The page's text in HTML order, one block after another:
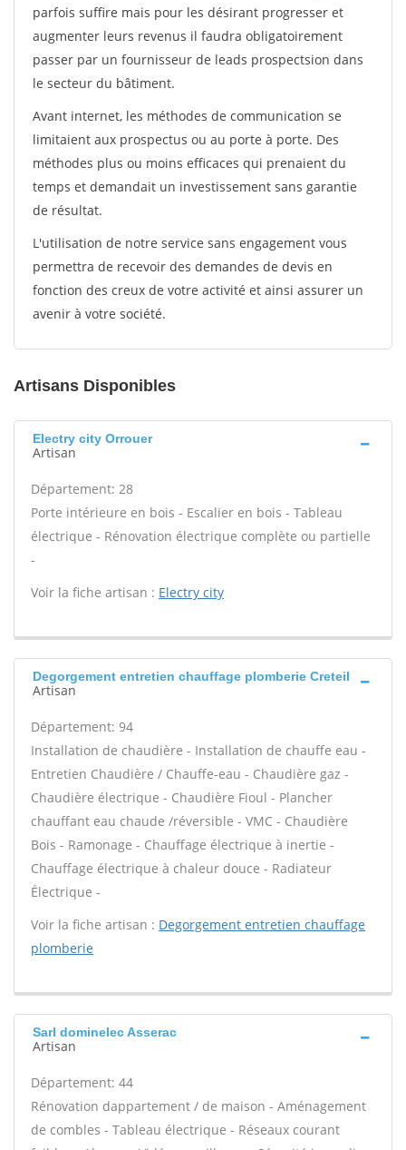
parfois suffire mais pour les désirant progresser et
augmenter leurs revenus il faudra obligatoirement
passer par un fournisseur de leads prospectsion dans
le secteur du bâtiment.
Avant internet, les méthodes de communication se
limitaient aux prospectus ou au porte à porte. Des
méthodes plus ou moins efficaces qui prenaient du
temps et demandait un investissement sans garantie
de résultat.
L'utilisation de notre service sans engagement vous
permettra de recevoir des demandes de devis en
fonction des creux de votre activité et ainsi assurer un
avenir à votre société.
Artisans Disponibles
Electry city Orrouer
Artisan
Département: 28
Porte intérieure en bois - Escalier en bois - Tableau
électrique - Rénovation électrique complète ou partielle
-
Voir la fiche artisan : Electry city
Degorgement entretien chauffage plomberie Creteil
Artisan
Département: 94
Installation de chaudière - Installation de chauffe eau -
Entretien Chaudière / Chauffe-eau - Chaudière gaz -
Chaudière électrique - Chaudière Fioul - Plancher
chauffant eau chaude /réversible - VMC - Chaudière
Bois - Ramonage - Chauffage électrique à inertie -
Chauffage électrique à chaleur douce - Radiateur
Électrique -
Voir la fiche artisan : Degorgement entretien chauffage
plomberie
Sarl dominelec Asserac
Artisan
Département: 44
Rénovation dappartement / de maison - Aménagement
de combles - Tableau électrique - Réseaux courant